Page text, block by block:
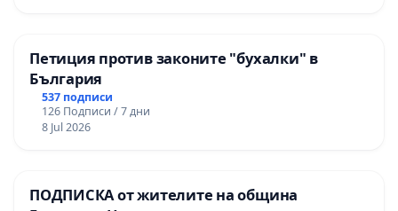
Петиция против законите "бухалки" в
България
537 подписи
126 Подписи / 7 дни
8 Jul 2026
ПОДПИСКА от жителите на община